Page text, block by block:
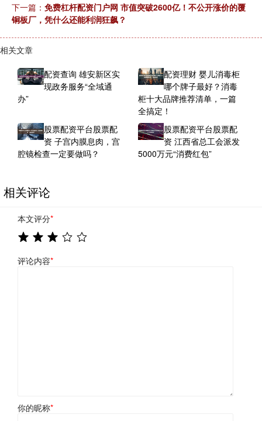
下一篇： 免费杠杆配资门户网 市值突破2600亿！不公开涨价的覆
铜板厂，凭什么还能利润狂飙？
相关文章
配资查询 雄安新区实
现政务服务“全域通
办”
配资理财 婴儿消毒柜
哪个牌子最好？消毒
柜十大品牌推荐清单，一篇
全搞定！
股票配资平台股票配
资 子宫内膜息肉，宫
腔镜检查一定要做吗？
股票配资平台股票配
资 江西省总工会派发
5000万元“消费红包”
相关评论
本文评分*
评论内容*
你的昵称*